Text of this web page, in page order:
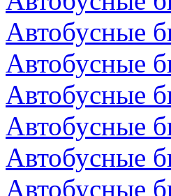
Автобусные
Автобусные
Автобусные
Автобусные
Автобусные
Автобусные